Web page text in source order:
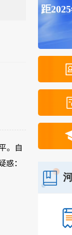
。自
惑：
距